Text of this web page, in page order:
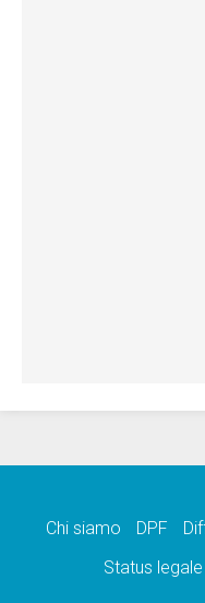
Chi siamo DPF
Status legale